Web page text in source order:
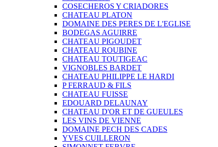
COSECHEROS Y CRIADORES
CHATEAU PLATON
DOMAINE DES PERES DE L'EGLISE
BODEGAS AGUIRRE
CHATEAU PIGOUDET
CHATEAU ROUBINE
CHATEAU TOUTIGEAC
VIGNOBLES BARDET
CHATEAU PHILIPPE LE HARDI
P FERRAUD & FILS
CHATEAU FUISSE
EDOUARD DELAUNAY
CHATEAU D'OR ET DE GUEULES
LES VINS DE VIENNE
DOMAINE PECH DES CADES
YVES CUILLERON